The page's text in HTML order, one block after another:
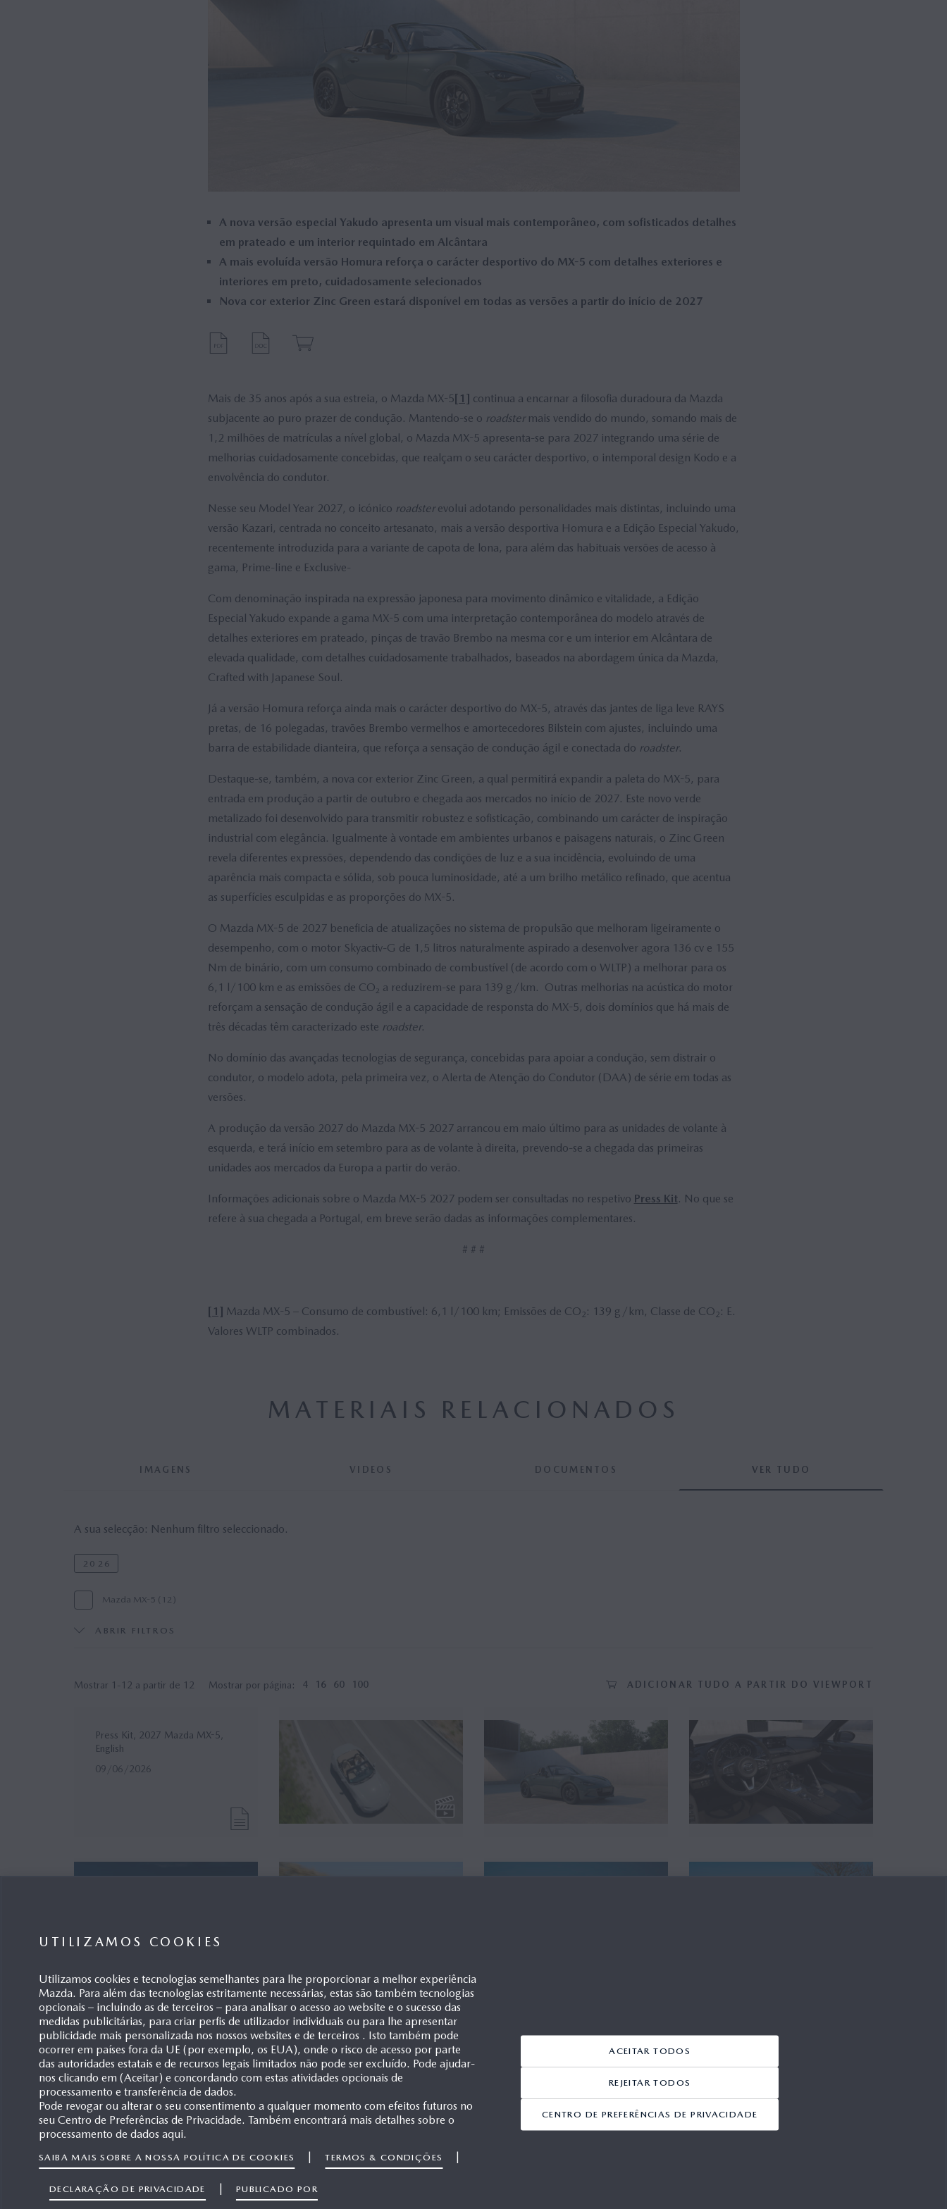
A nova versão especial Yakudo apresenta um visual mais contemporâneo, com sofisticados detalhes
em prateado e um interior requintado em Alcântara
A mais evoluída versão Homura reforça o carácter desportivo do MX-5 com detalhes exteriores e
interiores em preto, cuidadosamente selecionados
Nova cor exterior Zinc Green estará disponível em todas as versões a partir do início de 2027
Mais de 35 anos após a sua estreia, o Mazda MX-5[1] continua a encarnar a filosofia duradoura da Mazda
subjacente ao puro prazer de condução. Mantendo-se o roadstermais vendido do mundo, somando mais de
1,2 milhões de matrículas a nível global, o Mazda MX-5 apresenta-se para 2027 integrando uma série de
melhorias cuidadosamente concebidas, que realçam o seu carácter desportivo, o intemporal design Kodo e a
envolvência do condutor.
Nesse seu Model Year 2027, o icónico roadsterevolui adotando personalidades mais distintas, incluindo uma
versão Kazari, centrada no conceito artesanato, mais a versão desportiva Homura e a Edição Especial Yakudo,
recentemente introduzida para a variante de capota de lona, para além das habituais versões de acesso à
gama, Prime-line e Exclusive-
Com denominação inspirada na expressão japonesa para movimento dinâmico e vitalidade, a Edição
Especial Yakudo expande a gama MX-5 com uma interpretação contemporânea do modelo através de
detalhes exteriores em prateado, pinças de travão Brembo na mesma cor e um interior em Alcântara de
elevada qualidade, com detalhes cuidadosamente trabalhados, baseados na abordagem única da Mazda,
Crafted with Japanese Soul.
Já a versão Homura reforça ainda mais o carácter desportivo do MX-5, através das jantes de liga leve RAYS
pretas, de 16 polegadas, travões Brembo vermelhos e amortecedores Bilstein com ajustes, incluindo uma
barra de estabilidade dianteira, que reforça a sensação de condução ágil e conectada do roadster.
Destaque-se, também, a nova cor exterior Zinc Green, a qual permitirá expandir a paleta do MX-5, para
entrada em produção a partir de outubro e chegada aos mercados no início de 2027. Este novo verde
metalizado foi desenvolvido para transmitir robustez e sofisticação, combinando um carácter de inspiração
industrial com elegância. Igualmente à vontade em ambientes urbanos e paisagens naturais, o Zinc Green
revela diferentes expressões, dependendo das condições de luz e a sua incidência, evoluindo de uma
aparência mais compacta e sólida, sob pouca luminosidade, até a um brilho metálico refinado, que acentua
as superfícies esculpidas e as proporções do MX-5.
O Mazda MX-5 de 2027 beneficia de atualizações no sistema de propulsão que melhoram ligeiramente o
desempenho, com o motor Skyactiv-G de 1,5 litros naturalmente aspirado a desenvolver agora 136 cv e 155
Nm de binário, com um consumo combinado de combustível (de acordo com o WLTP) a melhorar para os
6,1 l/100 km e as emissões de CO₂ a reduzirem-se para 139 g/km. Outras melhorias na acústica do motor
reforçam a sensação de condução ágil e a capacidade de responsta do MX-5, dois domínios que há mais de
três décadas têm caracterizado este roadster.
No domínio das avançadas tecnologias de segurança, concebidas para apoiar a condução, sem distrair o
condutor, o modelo adota, pela primeira vez, o Alerta de Atenção do Condutor (DAA) de série em todas as
versões.
A produção da versão 2027 do Mazda MX-5 2027 arrancou em maio último para as unidades de volante à
esquerda, e terá início em setembro para as de volante à direita, prevendo-se a chegada das primeiras
unidades aos mercados da Europa a partir do verão.
Informações adicionais sobre o Mazda MX-5 2027 podem ser consultadas no respetivo Press Kit. No que se
refere à sua chegada a Portugal, em breve serão dadas as informações complementares.
# # #
[1] Mazda MX-5 – Consumo de combustível: 6,1 l/100 km; Emissões de CO 2 : 139 g/km, Classe de CO 2 : E.
Valores WLTP combinados.
MATERIAIS RELACIONADOS
IMAGENS VIDEOS DOCUMENTOS VER TUDO
A sua selecção: Nenhum filtro seleccionado.
2026
Mazda MX-5 (12)
Mazda MX-5 Softtop (6)
Mazda MX-5 RF (2)
ABRIR FILTROS
Mostrar 1-12 a partir de 12 Mostrar por página: 4 16 60 100 ADICIONAR TUDO A PARTIR DO VIEWPORT
Press Kit, 2027 Mazda MX-5,
English
09/06/2026
UTILIZAMOS COOKIES
Utilizamos cookies e tecnologias semelhantes para lhe proporcionar a melhor experiência
Mazda. Para além das tecnologias estritamente necessárias, estas são também tecnologias
opcionais – incluindo as de terceiros – para analisar o acesso ao website e o sucesso das
medidas publicitárias, para criar perfis de utilizador individuais ou para lhe apresentar
publicidade mais personalizada nos nossos websites e de terceiros . Isto também pode
ocorrer em países fora da UE (por exemplo, os EUA), onde o risco de acesso por parte
das autoridades estatais e de recursos legais limitados não pode ser excluído. Pode ajudar-
nos clicando em (Aceitar) e concordando com estas atividades opcionais de
processamento e transferência de dados.
Pode revogar ou alterar o seu consentimento a qualquer momento com efeitos futuros no
seu Centro de Preferências de Privacidade. Também encontrará mais detalhes sobre o
processamento de dados aqui.
SAIBA MAIS SOBRE A NOSSA POLÍTICA DE COOKIES | TERMOS & CONDIÇÕES |
DECLARAÇÃO DE PRIVACIDADE | PUBLICADO POR
CENTRO DE PREFERÊNCIAS DE PRIVACIDADE
REJEITAR TODOS
ACEITAR TODOS